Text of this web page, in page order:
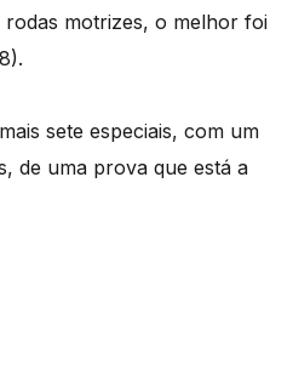
rodas motrizes, o melhor foi
sete especiais, com um
de uma prova que está a